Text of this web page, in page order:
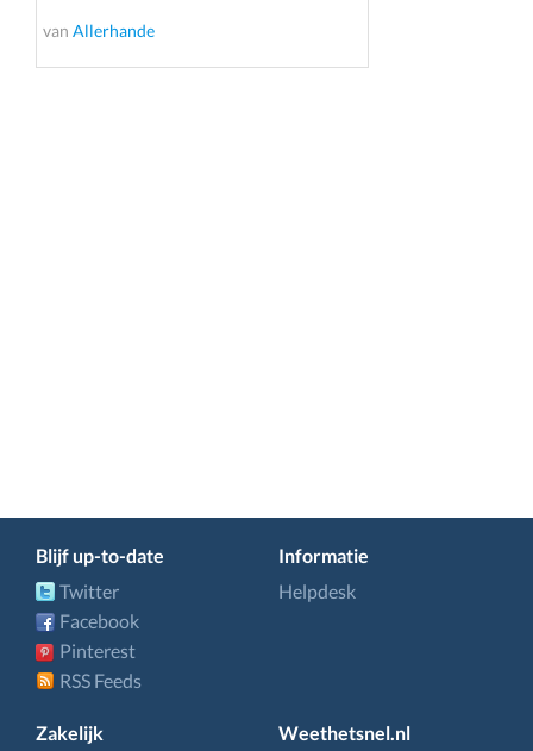
van Allerhande
Blijf up-to-date
Twitter
Facebook
Pinterest
RSS Feeds
Informatie
Helpdesk
Zakelijk Weethetsnel.nl